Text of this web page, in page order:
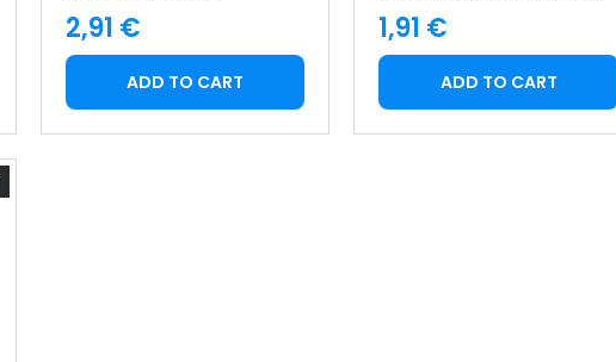
K, style vintage, 15 000 h
7hSevenOn Vint
Price
2,91 €
ADD TO CART
Vintage
Price
1,91 €
ADD TO CART